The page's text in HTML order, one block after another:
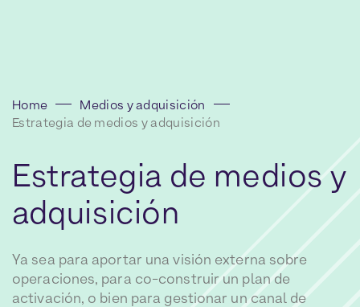
Home
Medios y adquisición
Estrategia de medios y adquisición
Estrategia de medios y
adquisición
Ya sea para aportar una visión externa sobre
operaciones, para co-construir un plan de
activación, o bien para gestionar un canal de